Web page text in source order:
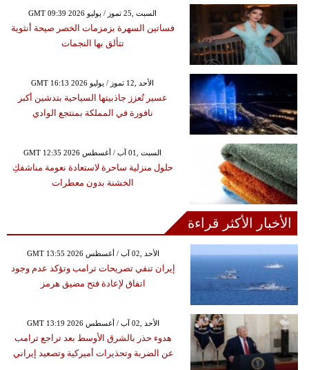
GMT 09:39 2026 السبت ,25 تموز / يوليو
فساتين السهرة بزمزمات الخصر صيحة أنثوية
تتألق بها النجمات
GMT 16:13 2026 الأحد ,12 تموز / يوليو
عسير تُعزز جاذبيتها السياحية بتدشين أكبر
نافورة في المملكة بمنتجع الوادي
GMT 12:35 2026 السبت ,01 آب / أغسطس
حلول منزلية ساحرة لاستعادة نعومة مناشفكِ
الخشنة بدون معطرات
الأخبار الأكثر قراءة
GMT 13:55 2026 الأحد ,02 آب / أغسطس
إيران تنفي تصريحات ترامب وتؤكد عدم وجود
اتفاق لإعادة فتح مضيق هرمز
GMT 13:19 2026 الأحد ,02 آب / أغسطس
هدوء حذر بالشرق الأوسط بعد تراجع ترامب
عن الضربة وتحذيرات أميركية وتصعيد إيراني